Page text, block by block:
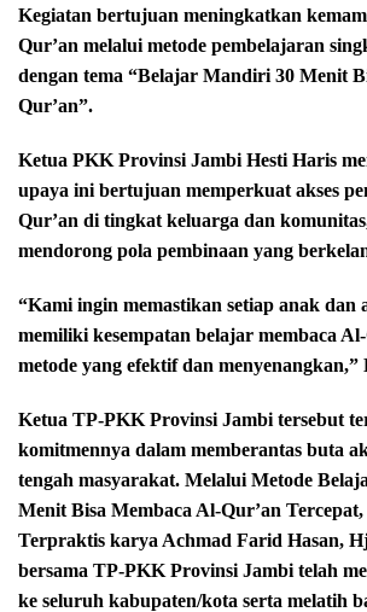
Kegiatan bertujuan meningkatkan
Qur’an melalui metode pembelajaran
dengan tema “Belajar Mandiri 30 Menit
Qur’an”.
Ketua PKK Provinsi Jambi Hesti Haris
upaya ini bertujuan memperkuat akses
Qur’an di tingkat keluarga dan
mendorong pola pembinaan yang
“Kami ingin memastikan setiap anak dan
memiliki kesempatan belajar membaca
metode yang efektif dan menyenangkan,”
Ketua TP-PKK Provinsi Jambi tersebut
komitmennya dalam memberantas buta
tengah masyarakat. Melalui Metode
Menit Bisa Membaca Al-Qur’an
Terpraktis karya Achmad Farid Hasan,
bersama TP-PKK Provinsi Jambi telah
ke seluruh kabupaten/kota serta melatih